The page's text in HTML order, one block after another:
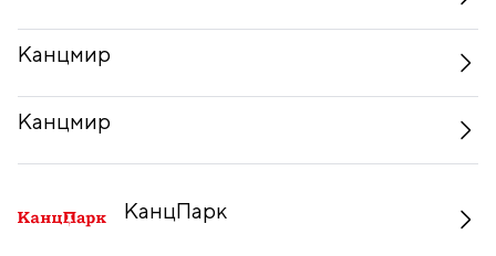
Канцмир
Канцмир
КанцПарк